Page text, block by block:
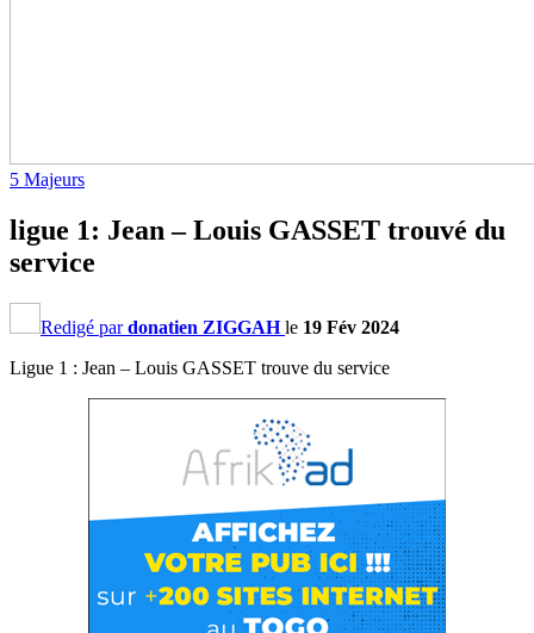
5 Majeurs
ligue 1: Jean – Louis GASSET trouvé du
service
Redigé pardonatien ZIGGAH le 19 Fév 2024
Ligue 1 : Jean – Louis GASSET trouve du service